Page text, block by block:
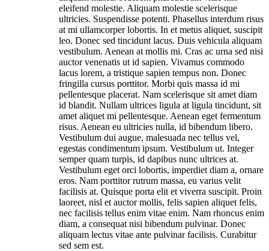
eleifend molestie. Aliquam molestie scelerisque
ultricies. Suspendisse potenti. Phasellus interdum risus
at mi ullamcorper lobortis. In et metus aliquet, suscipit
leo. Donec sed tincidunt lacus. Duis vehicula aliquam
vestibulum. Aenean at mollis mi. Cras ac urna sed nisi
auctor venenatis ut id sapien. Vivamus commodo
lacus lorem, a tristique sapien tempus non. Donec
fringilla cursus porttitor. Morbi quis massa id mi
pellentesque placerat. Nam scelerisque sit amet diam
id blandit. Nullam ultrices ligula at ligula tincidunt, sit
amet aliquet mi pellentesque. Aenean eget fermentum
risus. Aenean eu ultricies nulla, id bibendum libero.
Vestibulum dui augue, malesuada nec tellus vel,
egestas condimentum ipsum. Vestibulum ut. Integer
semper quam turpis, id dapibus nunc ultrices at.
Vestibulum eget orci lobortis, imperdiet diam a, ornare
eros. Nam porttitor rutrum massa, eu varius velit
facilisis at. Quisque porta elit et viverra suscipit. Proin
laoreet, nisl et auctor mollis, felis sapien aliquet felis,
nec facilisis tellus enim vitae enim. Nam rhoncus enim
diam, a consequat nisi bibendum pulvinar. Donec
aliquam lectus vitae ante pulvinar facilisis. Curabitur
sed sem est.